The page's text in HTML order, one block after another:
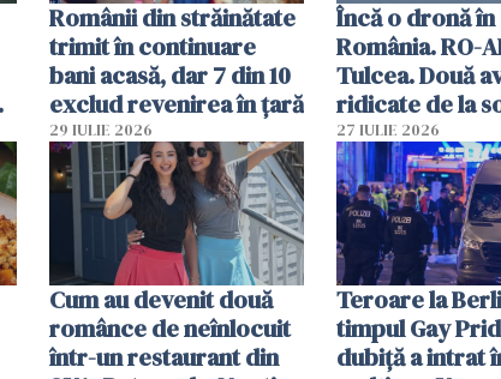
Românii din străinătate
trimit în continuare
bani acasă, dar 7 din 10
exclud revenirea în țară
29 IULIE 2026
Încă o dronă în
România. RO-
Tulcea. Două
ridicate de la
27 IULIE 2026
Cum au devenit două
românce de neînlocuit
într-un restaurant din
Teroare la
timpul Gay
dubiță a intrat